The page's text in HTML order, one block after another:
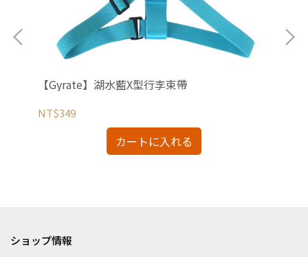
【Gyrate】湖水藍X型行李束帶
NT$349
カートに入れる
ショップ情報